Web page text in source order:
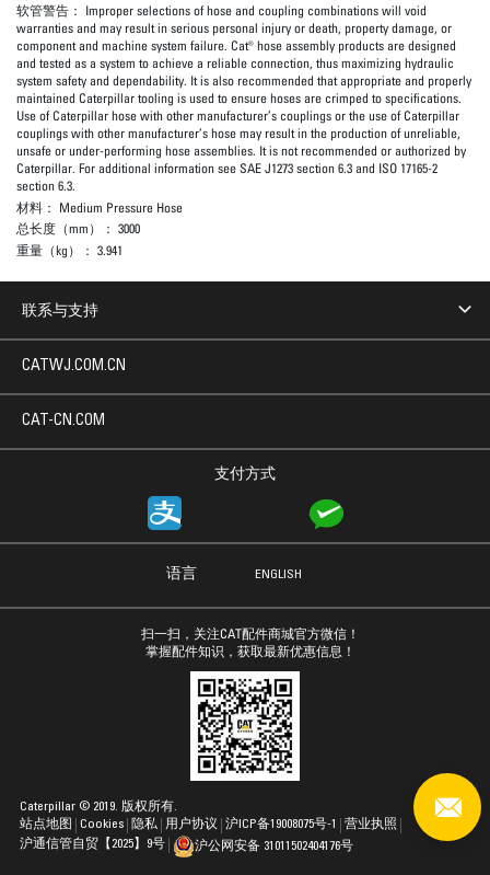
软管警告： Improper selections of hose and coupling combinations will void
warranties and may result in serious personal injury or death, property damage, or
component and machine system failure. Cat® hose assembly products are designed
and tested as a system to achieve a reliable connection, thus maximizing hydraulic
system safety and dependability. It is also recommended that appropriate and properly
maintained Caterpillar tooling is used to ensure hoses are crimped to specifications.
Use of Caterpillar hose with other manufacturer’s couplings or the use of Caterpillar
couplings with other manufacturer’s hose may result in the production of unreliable,
unsafe or under-performing hose assemblies. It is not recommended or authorized by
Caterpillar. For additional information see SAE J1273 section 6.3 and ISO 17165-2
section 6.3.
材料： Medium Pressure Hose
总长度（mm）： 3000
重量（kg）： 3.941
联系与支持
支付方式
CATWJ.COM.CN
CAT-CN.COM
语言 ENGLISH
扫一扫，关注CAT配件商城官方微信！
掌握配件知识，获取最新优惠信息！
站点地图 Cookies 隐私 用户协议
Caterpillar © 2019. 版权所有.
沪ICP备19008075号-1
营业执照
沪通信管自贸【2025】9号
沪公网安备 31011502404176号